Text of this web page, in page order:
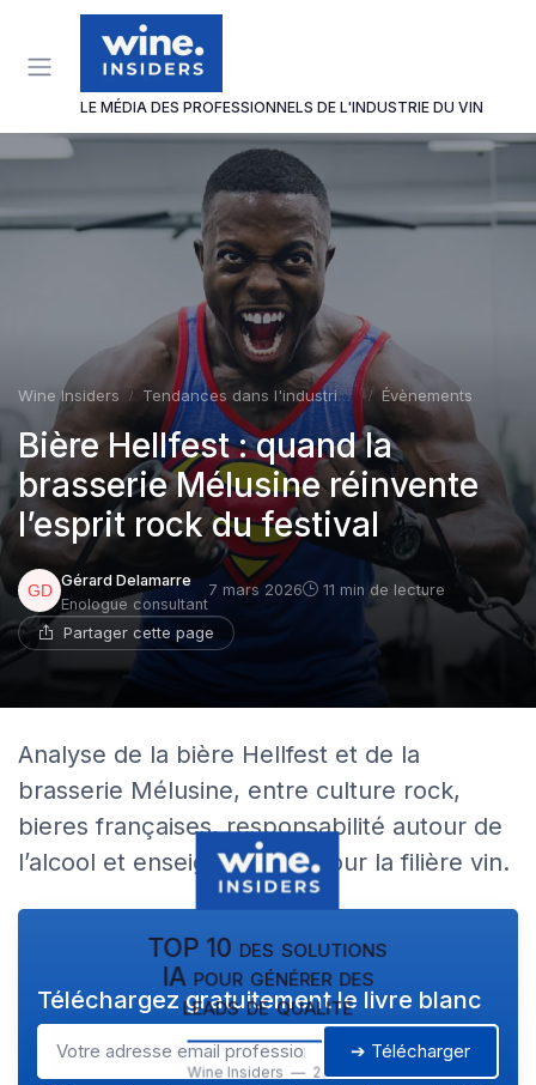
LE MÉDIA DES PROFESSIONNELS DE L'INDUSTRIE DU VIN
Wine Insiders Tendances dans l'industrie du vin Évènements
Bière Hellfest : quand la
brasserie Mélusine réinvente
l’esprit rock du festival
Gérard Delamarre
Enologue consultant
7 mars 2026 11 min de lecture
Partager cette page
Analyse de la bière Hellfest et de la
brasserie Mélusine, entre culture rock,
bieres françaises, responsabilité autour de
l’alcool et enseignements pour la filière vin.
TOP 10 des solutions
IA pour générer des
leads de qualité
Wine Insiders — 2026
Téléchargez gratuitement le livre blanc
➔ Télécharger
Panneau de gestion des cookies